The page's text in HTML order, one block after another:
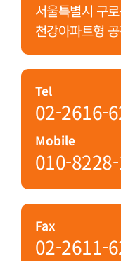
서울특별시 구
천강아파트형
Tel
02-2616-
Mobile
010-
Fax
02-2611-